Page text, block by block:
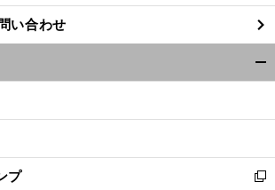
し
い
ウ
ィ
ン
ウ
開
く
い合わせ
プ
新